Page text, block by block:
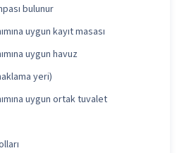
bulunur
uygun kayıt masası
uygun havuz
yeri)
uygun ortak tuvalet